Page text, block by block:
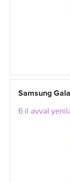
Samsung
6 il əvvəl